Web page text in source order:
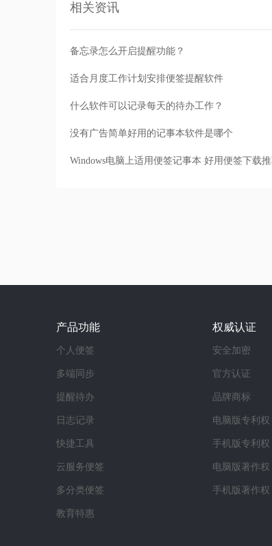
相关资讯
备忘录怎么开启提醒功能？
适合月度工作计划安排便签提醒软件
什么软件可以记录每天的待办工作？
没有广告简单好用的记事本软件是哪个
Windows电脑上适用便签记事本 好用便签下载
产品功能
个人便签
多端同步
提醒待办
日志记录
快捷工具
云服务便签
多分类便签
教育特惠
权威认证
安全加密
官方认证
品牌商标
电脑版专利权
手机版专利权
电脑版著作权
手机版著作权